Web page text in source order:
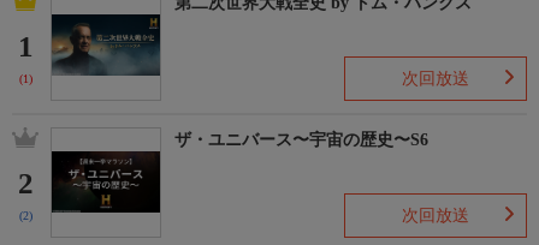
1
(1) 次回放送
2
(2)
ザ・ユニバース〜宇宙の歴史〜S6
次回放送